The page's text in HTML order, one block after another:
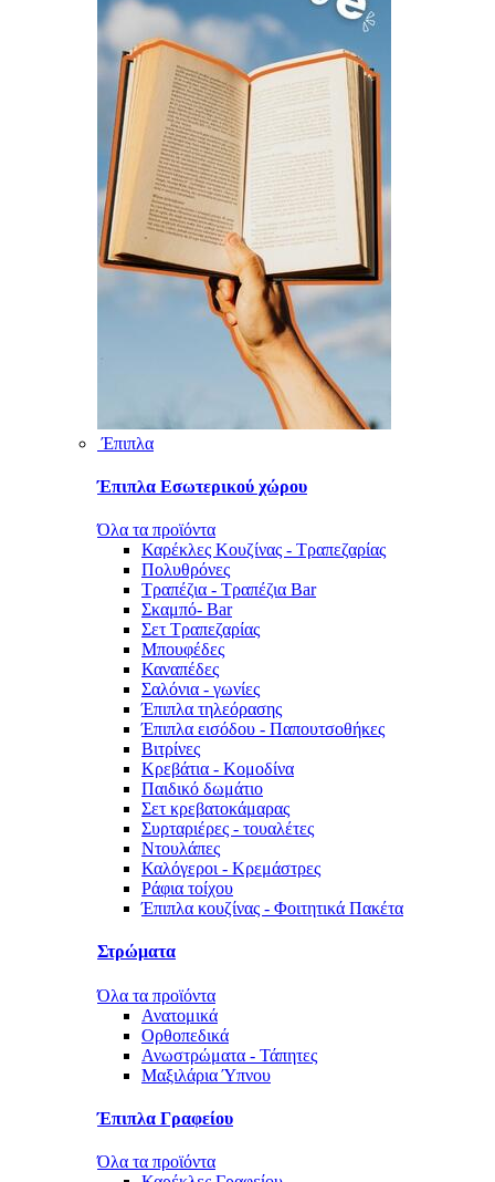
Έπιπλα
Έπιπλα Εσωτερικού χώρου
Όλα τα προϊόντα
Καρέκλες Κουζίνας - Τραπεζαρίας
Πολυθρόνες
Τραπέζια - Τραπέζια Bar
Σκαμπό- Bar
Σετ Τραπεζαρίας
Μπουφέδες
Καναπέδες
Σαλόνια - γωνίες
Έπιπλα τηλεόρασης
Έπιπλα εισόδου - Παπουτσοθήκες
Βιτρίνες
Κρεβάτια - Κομοδίνα
Παιδικό δωμάτιο
Σετ κρεβατοκάμαρας
Συρταριέρες - τουαλέτες
Ντουλάπες
Καλόγεροι - Κρεμάστρες
Ράφια τοίχου
Έπιπλα κουζίνας - Φοιτητικά Πακέτα
Στρώματα
Όλα τα προϊόντα
Ανατομικά
Ορθοπεδικά
Ανωστρώματα - Τάπητες
Μαξιλάρια Ύπνου
Έπιπλα Γραφείου
Όλα τα προϊόντα